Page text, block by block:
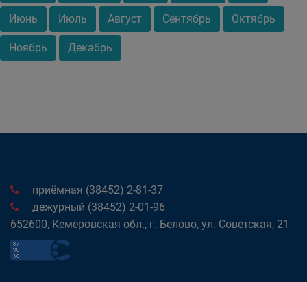
Июнь Июль Август Сентябрь Октябрь
Ноябрь Декабрь
приёмная (38452) 2-81-37
дежурный (38452) 2-01-96
652600, Кемеровская обл., г. Белово, ул. Советская, 21